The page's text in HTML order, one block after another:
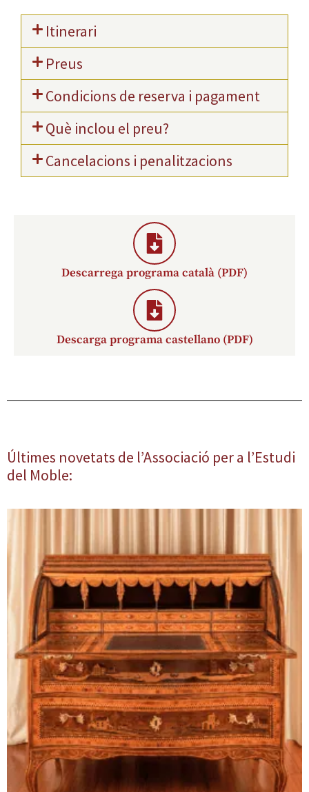
Itinerari
Preus
Condicions de reserva i pagament
Què inclou el preu?
Cancelacions i penalitzacions
Descarrega programa català (PDF)
Descarga programa castellano (PDF)
Últimes novetats de l’Associació per a l’Estudi
del Moble: